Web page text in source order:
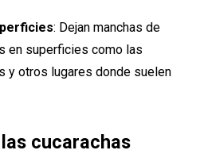
: Dejan manchas de
en superficies como las
y otros lugares donde suelen
cucarachas